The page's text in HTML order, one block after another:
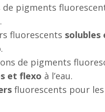
de pigments
.
fluorescents solubles
de pigments
et flexo à l’eau.
fluorescents pour les